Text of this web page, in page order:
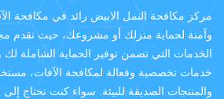
مركز مكافحة النمل الابيض رائد في مكافحة
وآمنة لحماية منزلك أو مشروعك، حيث نقدم
الخدمات التي تضمن توفير الحماية الشاملة لك
خدمات تخصصية وفعالة لمكافحة الآفات،
والمنتجات الصديقة للبيئة. سواء كنت تحتاج